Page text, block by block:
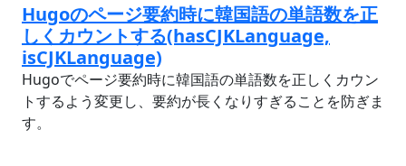
Hugoのページ要約時に韓国語の単語数を正
しくカウントする(hasCJKLanguage,
isCJKLanguage)
Hugoでページ要約時に韓国語の単語数を正しくカウン
トするよう変更し、要約が長くなりすぎることを防ぎま
す。